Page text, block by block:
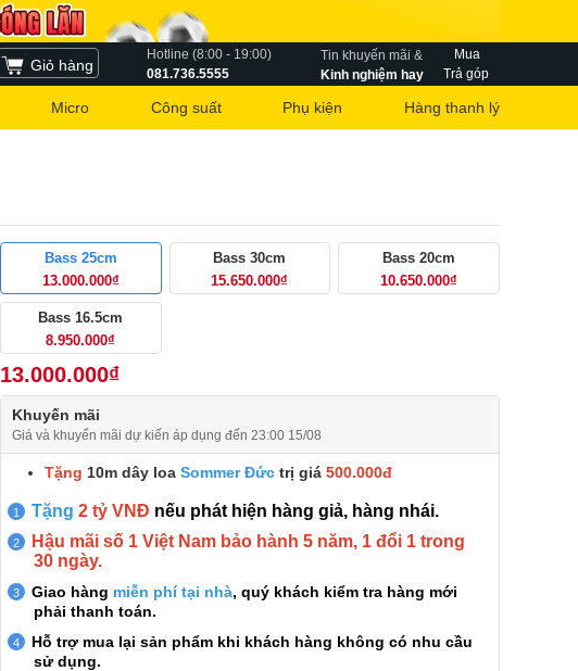
Giỏ hàng
Hotline (8:00 - 19:00)
081.736.5555
Tin khuyến mãi &
Kinh nghiệm hay
Mua
Trả góp
Micro Công suất Phụ kiện Hàng thanh lý
Bass 25cm
13.000.000₫
Bass 30cm
15.650.000₫
Bass 20cm
10.650.000₫
Bass 16.5cm
8.950.000₫
13.000.000₫
Khuyến mãi
Giá và khuyến mãi dự kiến áp dụng đến 23:00 15/08
Tặng 10m dây loa Sommer Đức trị giá 500.000đ
Tặng 2 tỷ VNĐ nếu phát hiện hàng giả, hàng nhái.
Hậu mãi số 1 Việt Nam bảo hành 5 năm, 1 đổi 1 trong
30 ngày.
Giao hàng miễn phí tại nhà, quý khách kiểm tra hàng mới
phải thanh toán.
Hỗ trợ mua lại sản phẩm khi khách hàng không có nhu cầu
sử dụng.